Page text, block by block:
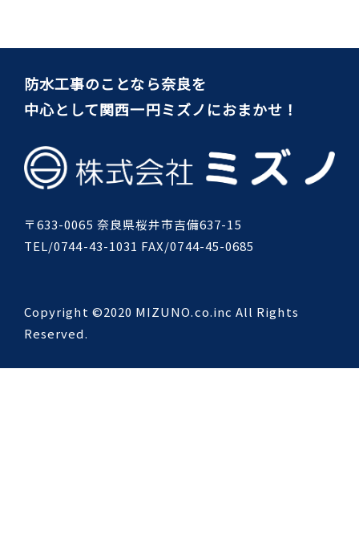
防水工事のことなら奈良を
中心として関西一円ミズノにおまかせ！
〒633-0065 奈良県桜井市吉備637-15
TEL/0744-43-1031 FAX/0744-45-0685
Copyright ©2020 MIZUNO.co.inc All Rights
Reserved.